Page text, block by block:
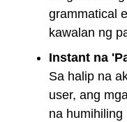
grammatical
kawalan ng
Instant na
Sa halip na
user, ang
na